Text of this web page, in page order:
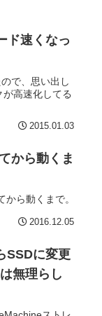
ド速くなっ
で、思い出し
高速化してる
2015.01.03
から動くま
ら動くまで。
2016.12.05
SSDに変更
無理らし